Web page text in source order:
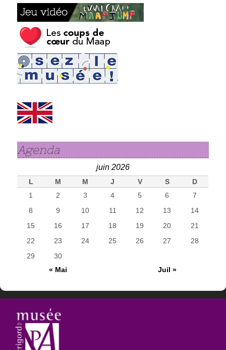
Agenda
juin 2026
L M M J V S
D
1
2 3 4 5 6
7
8
9 10 11 12 13
14
15
16 17 18 19 20
21
22
23 24 25 26 27
28
29
30
« Mai
Juil »